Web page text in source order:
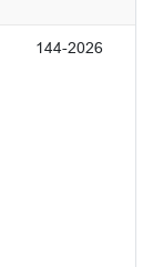
144-2026